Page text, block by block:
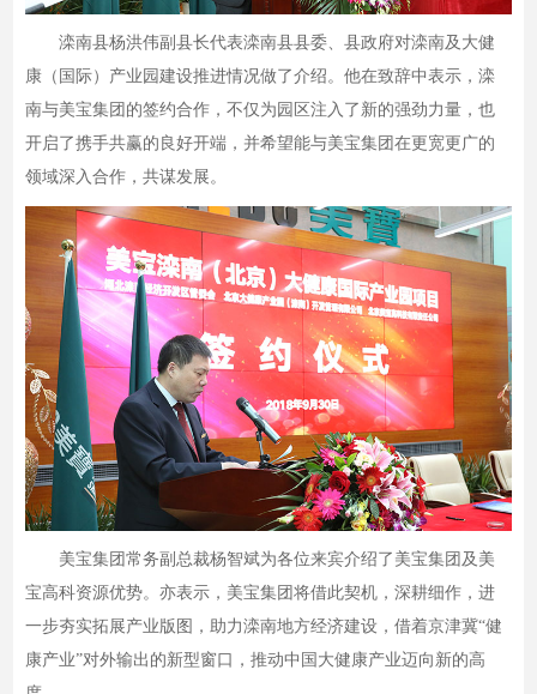
滦南县杨洪伟副县长代表滦南县县委、县政府对滦南及大健
康（国际）产业园建设推进情况做了介绍。他在致辞中表示，滦
南与美宝集团的签约合作，不仅为园区注入了新的强劲力量，也
开启了携手共赢的良好开端，并希望能与美宝集团在更宽更广的
领域深入合作，共谋发展。
美宝集团常务副总裁杨智斌为各位来宾介绍了美宝集团及美
宝高科资源优势。亦表示，美宝集团将借此契机，深耕细作，进
一步夯实拓展产业版图，助力滦南地方经济建设，借着京津冀“健
康产业”对外输出的新型窗口，推动中国大健康产业迈向新的高